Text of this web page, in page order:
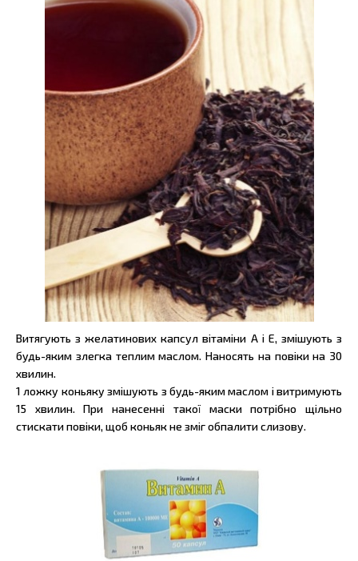
Витягують з желатинових капсул вітаміни А і Е, змішують з
будь-яким злегка теплим маслом. Наносять на повіки на 30
хвилин.
1 ложку коньяку змішують з будь-яким маслом і витримують
15 хвилин. При нанесенні такої маски потрібно щільно
стискати повіки, щоб коньяк не зміг обпалити слизову.